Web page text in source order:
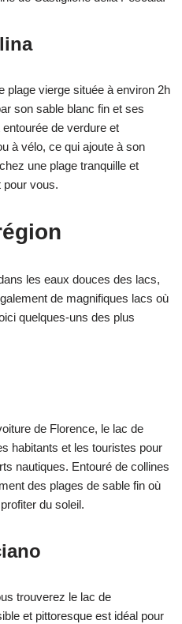
plage vierge située à environ 2h
son sable blanc fin et ses
de verdure et
à vélo, ce qui ajoute à son
une plage tranquille et
pour vous.
les eaux douces des lacs,
de magnifiques lacs où
quelques-uns des plus
de Florence, le lac de
habitants et les touristes pour
nautiques. Entouré de collines
des plages de sable fin où
du soleil.
trouverez le lac de
et pittoresque est idéal pour